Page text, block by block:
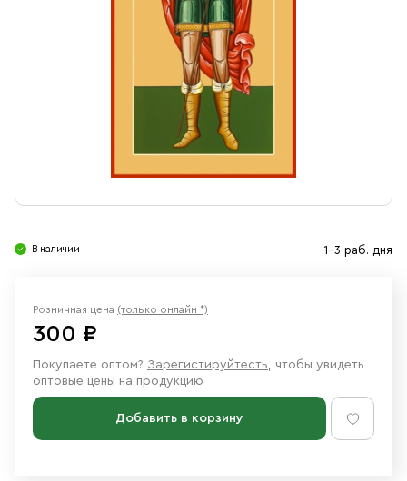
В наличии 1-3 раб. дня
Розничная цена (только онлайн *)
300 ₽
Покупаете оптом? Зарегистируйтесть, чтобы увидеть
оптовые цены на продукцию
Добавить в корзину